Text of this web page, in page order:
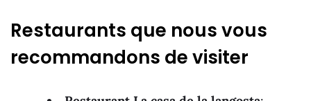
Restaurants que nous vous
recommandons de visiter